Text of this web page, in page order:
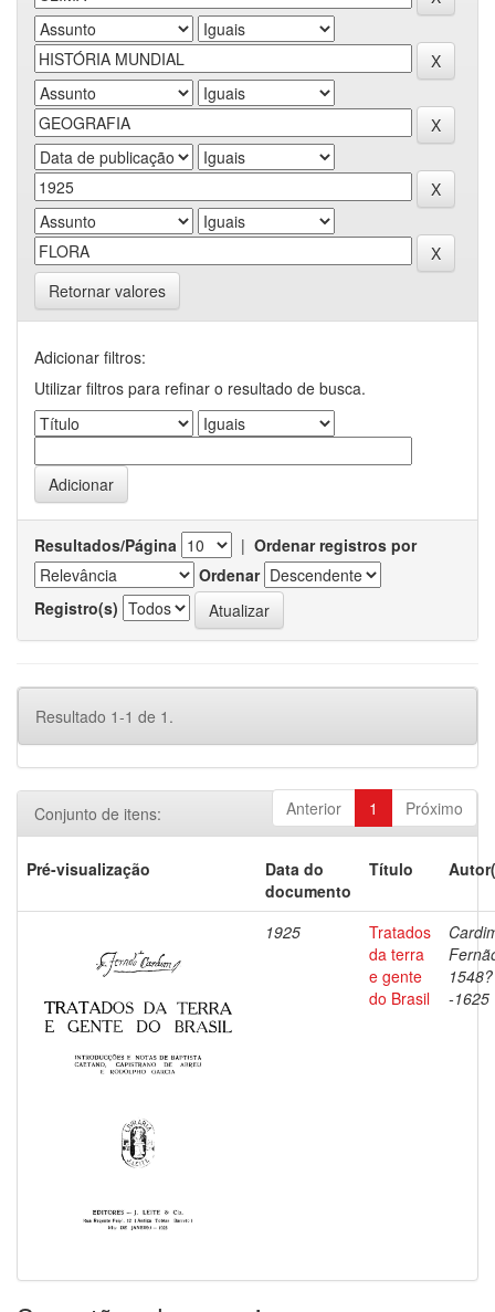
Retornar valores
Adicionar filtros:
Utilizar filtros para refinar o resultado de busca.
Resultados/Página | Ordenar registros por
Ordenar
Registro(s)
Resultado 1-1 de 1.
Anterior 1 Próximo
Conjunto de itens:
Pré-visualização
Data do
documento
Título
1925
Tratados
da terra
e gente
do Brasil
1548?
-1625